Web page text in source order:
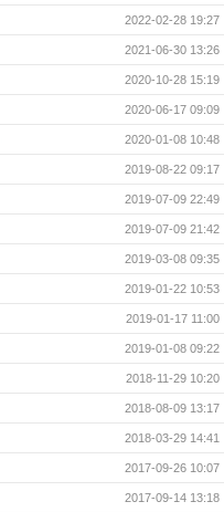
2022-02-28 19:27
2021-06-30 13:26
2020-10-28 15:19
2020-06-17 09:09
2020-01-08 10:48
2019-08-22 09:17
2019-07-09 22:49
2019-07-09 21:42
2019-03-08 09:35
2019-01-22 10:53
2019-01-17 11:00
2019-01-08 09:22
2018-11-29 10:20
2018-08-09 13:17
2018-03-29 14:41
2017-09-26 10:07
2017-09-14 13:18